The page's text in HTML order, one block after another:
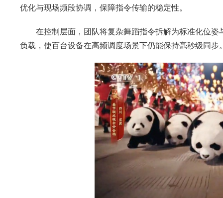
优化与现场频段协调，保障指令传输的稳定性。
在控制层面，团队将复杂舞蹈指令拆解为标准化位姿
负载，使百台设备在高频调度场景下仍能保持毫秒级同步